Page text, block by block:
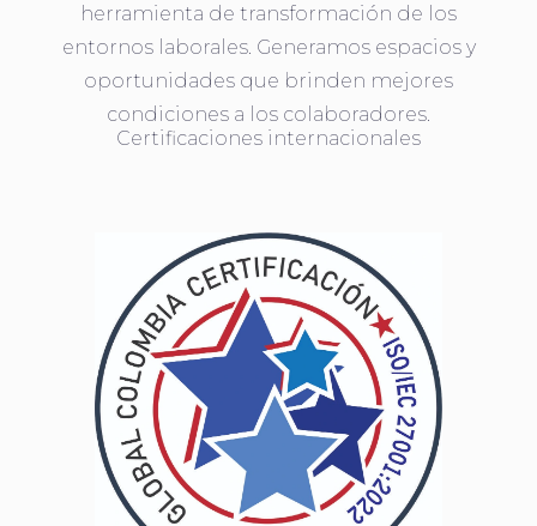
herramienta de transformación de los
entornos laborales. Generamos espacios y
oportunidades que brinden mejores
condiciones a los colaboradores.
Certificaciones internacionales